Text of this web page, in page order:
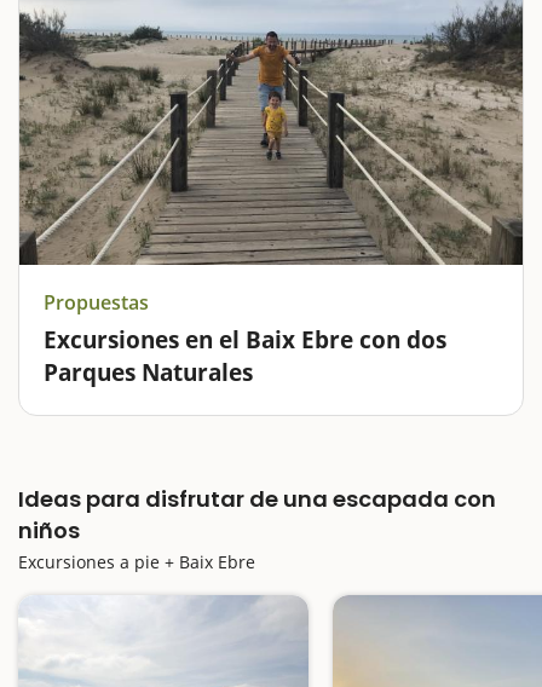
Propuestas
Excursiones en el Baix Ebre con dos
Parques Naturales
El Baix Ebre ofrece un gran contraste entre sus
un buen destino para realizar excursiones con niños.
Os proponemos una pequeña…
Ideas para disfrutar de una escapada con
niños
Excursiones a pie + Baix Ebre